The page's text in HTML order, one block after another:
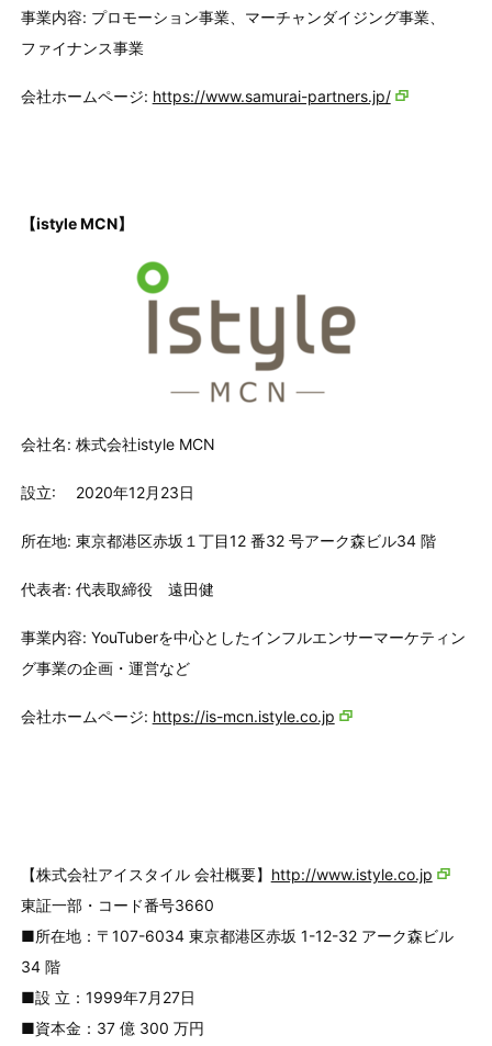
事業内容: プロモーション事業、マーチャンダイジング事業、
ファイナンス事業
会社ホームページ: https://www.samurai-partners.jp/
【istyle MCN】
会社名: 株式会社istyle MCN
設立: 2020年12月23日
所在地: 東京都港区赤坂１丁目12 番32 号アーク森ビル34 階
代表者: 代表取締役 遠田健
事業内容: YouTuberを中心としたインフルエンサーマーケティン
グ事業の企画・運営など
会社ホームページ: https://is-mcn.istyle.co.jp
【株式会社アイスタイル 会社概要】 http://www.istyle.co.jp
東証一部・コード番号3660
■所在地：〒107-6034 東京都港区赤坂 1-12-32 アーク森ビル
34 階
■設 立：1999年7月27日
■資本金：37 億 300 万円